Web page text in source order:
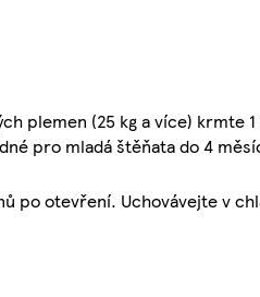
plemen (25 kg a více)
pro mladá štěňata do 4
po otevření. Uchovávejte v